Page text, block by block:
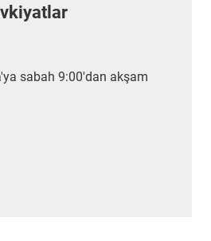
sabah 9:00'dan akşam